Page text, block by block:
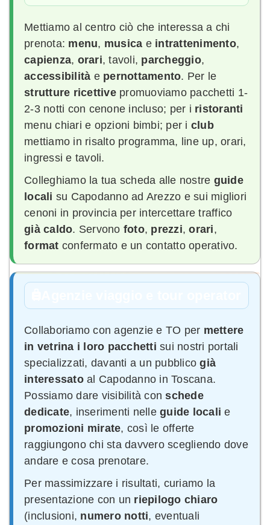
Mettiamo al centro ciò che interessa a chi
prenota: menu, musica e intrattenimento,
capienza, orari, tavoli, parcheggio,
accessibilità e pernottamento. Per le
strutture ricettivepromuoviamo pacchetti 1-
2-3 notti con cenone incluso; per i ristoranti
menu chiari e opzioni bimbi; per i club
mettiamo in risalto programma, line up, orari,
ingressi e tavoli.
Colleghiamo la tua scheda alle nostre guide
locali su Capodanno ad Arezzo e sui migliori
cenoni in provincia per intercettare traffico
già caldo. Servono foto, prezzi,orari,
format confermato e un contatto operativo.
Collaboriamo con agenzie e TO per mettere
in vetrina i loro pacchetti sui nostri portali
specializzati, davanti a un pubblicogià
interessatoal Capodanno in Toscana.
Possiamo dare visibilità conschede
dedicate, inserimenti nelle guide locali e
promozioni mirate, così le offerte
raggiungono chi sta davvero scegliendo dove
andare e cosa prenotare.
Per massimizzare i risultati, curiamo la
presentazione con un riepilogo chiaro
(inclusioni, numero notti, eventuali